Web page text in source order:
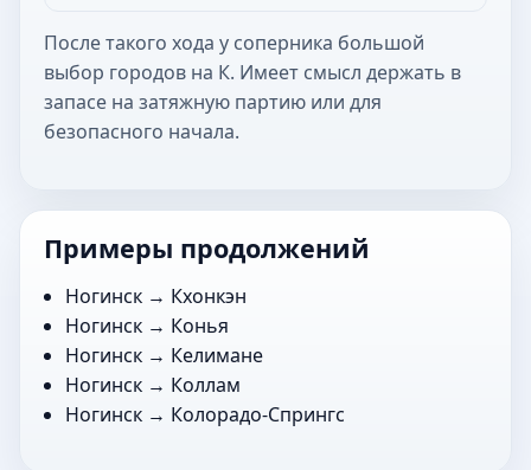
После такого хода у соперника большой
выбор городов на К. Имеет смысл держать в
запасе на затяжную партию или для
безопасного начала.
Примеры продолжений
Ногинск → Кхонкэн
Ногинск → Конья
Ногинск → Келимане
Ногинск → Коллам
Ногинск → Колорадо-Спрингс